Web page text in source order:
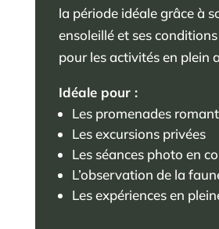
la période idéale grâce à
ensoleillé et ses
pour les activités en plein
Idéale pour :
Les promenades
Les excursions privées
Les séances photo en
L’observation de la
Les expériences en